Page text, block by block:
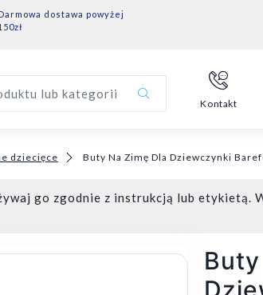
dostawa powyżej
lub kategorii
Kontakt
dziecięce Buty Na Zimę Dla Dziewczynki
go zgodnie z instrukcją lub etykietą.